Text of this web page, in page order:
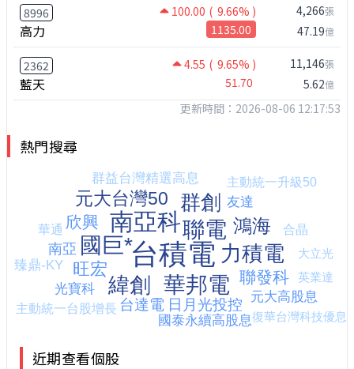
8996 100.00 ( 9.66% )
高力 1135.00
4,266張
47.19億
2362 4.55 ( 9.65% )
藍天 51.70
11,146張
5.62億
更新時間：2026-08-06 12:17:53
熱門搜尋
近期查看個股